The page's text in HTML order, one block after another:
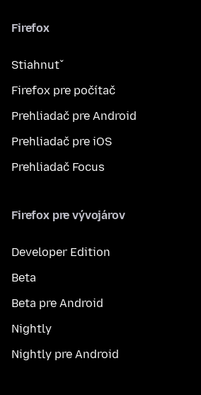
Firefox
Stiahnuť
Firefox pre počítač
Prehliadač pre Android
Prehliadač pre iOS
Prehliadač Focus
Firefox pre vývojárov
Developer Edition
Beta
Beta pre Android
Nightly
Nightly pre Android